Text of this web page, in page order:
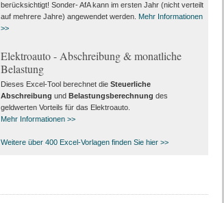
berücksichtigt! Sonder- AfA kann im ersten Jahr (nicht verteilt
auf mehrere Jahre) angewendet werden. Mehr Informationen
>>
Elektroauto - Abschreibung & monatliche
Belastung
Dieses Excel-Tool berechnet die Steuerliche
Abschreibung und Belastungsberechnung des
geldwerten Vorteils für das Elektroauto.
Mehr Informationen >>
Weitere über 400 Excel-Vorlagen finden Sie hier >>